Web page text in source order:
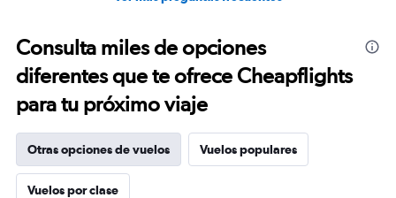
Consulta miles de opciones
diferentes que te ofrece Cheapflights
para tu próximo viaje
Otras opciones de vuelos Vuelos populares
Vuelos por clase